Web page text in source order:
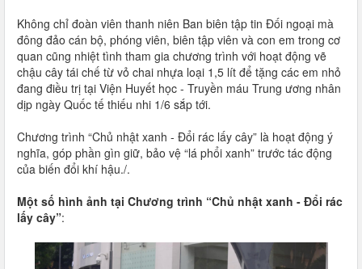
Không chỉ đoàn viên thanh niên Ban biên tập tin Đối ngoại mà
đông đảo cán bộ, phóng viên, biên tập viên và con em trong cơ
quan cũng nhiệt tình tham gia chương trình với hoạt động vẽ
chậu cây tái chế từ vỏ chai nhựa loại 1,5 lít để tặng các em nhỏ
đang điều trị tại Viện Huyết học - Truyền máu Trung ương nhân
dịp ngày Quốc tế thiếu nhi 1/6 sắp tới.
Chương trình “Chủ nhật xanh - Đổi rác lấy cây” là hoạt động ý
nghĩa, góp phần gìn giữ, bảo vệ “lá phổi xanh” trước tác động
của biến đổi khí hậu./.
Một số hình ảnh tại Chương trình “Chủ nhật xanh - Đổi rác
lấy cây”: